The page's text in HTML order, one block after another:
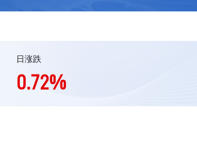
日涨跌
0.72%